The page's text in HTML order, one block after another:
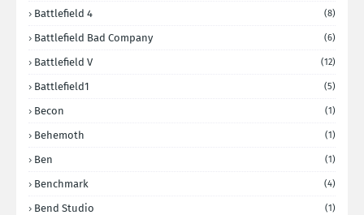
Battlefield 4 (8)
Battlefield Bad Company (6)
Battlefield V (12)
Battlefield1 (5)
Becon (1)
Behemoth (1)
Ben (1)
Benchmark (4)
Bend Studio (1)